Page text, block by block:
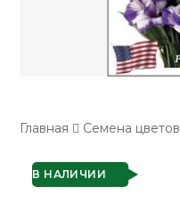
Главная Семена цветов
В НАЛИЧИИ